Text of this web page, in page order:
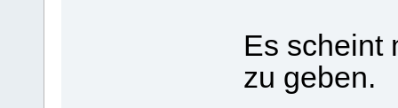
Es scheint
zu geben.